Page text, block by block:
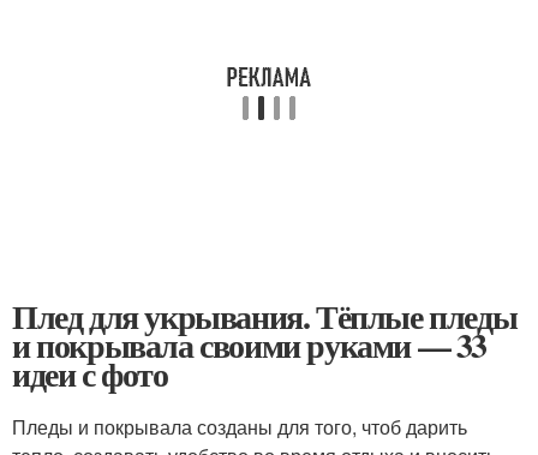
Плед для укрывания. Тёплые пледы
и покрывала своими руками — 33
идеи с фото
Пледы и покрывала созданы для того, чтоб дарить